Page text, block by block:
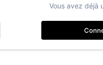
Vous avez déjà